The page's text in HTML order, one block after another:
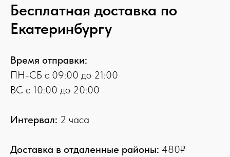
Бесплатная доставка по
Екатеринбургу
Время отправки:
ПН-СБ с 09:00 до 21:00
ВС с 10:00 до 20:00
Интервал: 2 часа
Доставка в отдаленные районы: 480₽